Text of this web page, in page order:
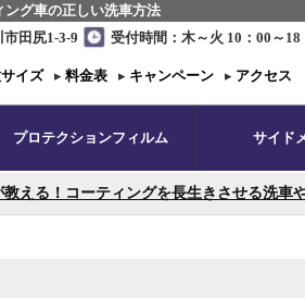
グ車の正しい洗車方法
田尻1-3-9 受付時間：木～火 10：00～18
イズ ▸ 料金表 ▸ キャンペーン ▸ アクセス
プロテクションフィルム サイド
教える！コーティングを長生きさせる洗車